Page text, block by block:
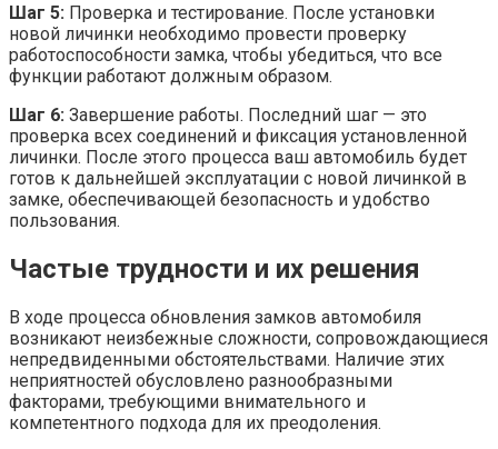
Шаг 5: Проверка и тестирование. После установки
новой личинки необходимо провести проверку
работоспособности замка, чтобы убедиться, что все
функции работают должным образом.
Шаг 6: Завершение работы. Последний шаг — это
проверка всех соединений и фиксация установленной
личинки. После этого процесса ваш автомобиль будет
готов к дальнейшей эксплуатации с новой личинкой в
замке, обеспечивающей безопасность и удобство
пользования.
Частые трудности и их решения
В ходе процесса обновления замков автомобиля
возникают неизбежные сложности, сопровождающиеся
непредвиденными обстоятельствами. Наличие этих
неприятностей обусловлено разнообразными
факторами, требующими внимательного и
компетентного подхода для их преодоления.